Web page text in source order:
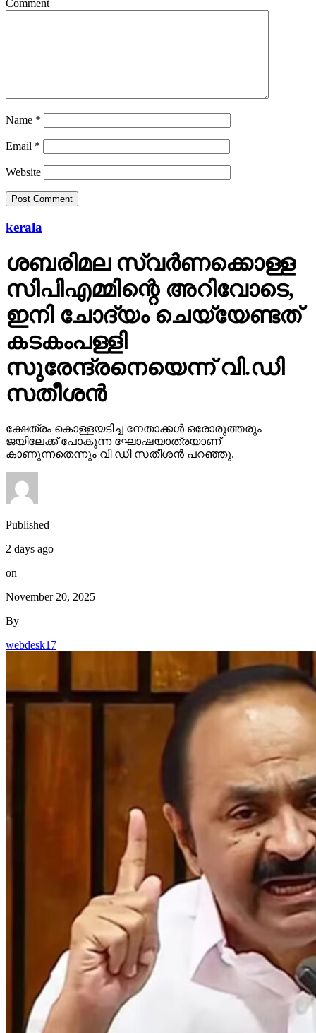
Comment
Name *
Email *
Website
kerala
ശബരിമല സ്വര്‍ണക്കൊള്ള
സിപിഎമ്മിന്റെ അറിവോടെ,
ഇനി ചോദ്യം ചെയ്യേണ്ടത്
കടകംപള്ളി
സുരേന്ദ്രനെയെന്ന് വി.ഡി
സതീശന്‍
ക്ഷേത്രം കൊള്ളയടിച്ച നേതാക്കള്‍ ഒരോരുത്തരും
ജയിലേക്ക് പോകുന്ന ഘോഷയാത്രയാണ്
കാണുന്നതെന്നും വി ഡി സതീശന്‍ പറഞ്ഞു.
Published
2 days ago
on
November 20, 2025
By
webdesk17